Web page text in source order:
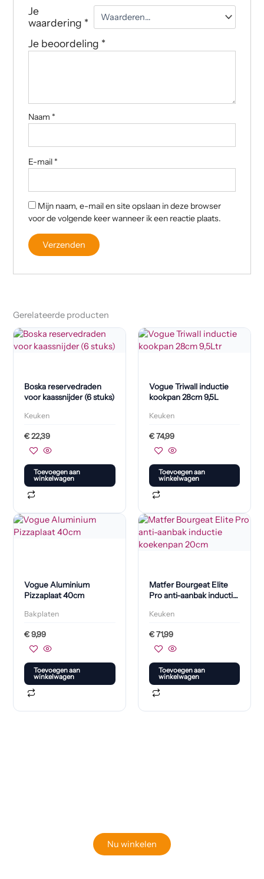
Je
waardering *
Je beoordeling *
Naam *
E-mail *
Mijn naam, e-mail en site opslaan in deze browser
voor de volgende keer wanneer ik een reactie plaats.
Gerelateerde producten
Boska reservedraden
voor kaassnijder (6 stuks)
Keuken
€22,39
Toevoegen aan
winkelwagen
Vogue Triwall inductie
kookpan 28cm 9,5L
Keuken
€74,99
Toevoegen aan
winkelwagen
Vogue Aluminium
Pizzaplaat 40cm
Bakplaten
€9,99
Toevoegen aan
winkelwagen
Matfer Bourgeat Elite
Pro anti-aanbak inductie
Keuken
€71,99
Toevoegen aan
winkelwagen
Nu winkelen